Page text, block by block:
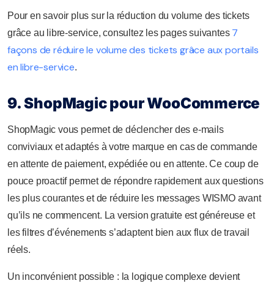
Pour en savoir plus sur la réduction du volume des tickets
grâce au libre-service, consultez les pages suivantes 7
façons de réduire le volume des tickets grâce aux portails
en libre-service.
9. ShopMagic pour WooCommerce
ShopMagic vous permet de déclencher des e-mails
conviviaux et adaptés à votre marque en cas de commande
en attente de paiement, expédiée ou en attente. Ce coup de
pouce proactif permet de répondre rapidement aux questions
les plus courantes et de réduire les messages WISMO avant
qu’ils ne commencent. La version gratuite est généreuse et
les filtres d’événements s’adaptent bien aux flux de travail
réels.
Un inconvénient possible : la logique complexe devient